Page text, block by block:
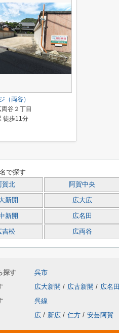
（両谷）
谷２丁目
徒歩11分
で探す
賀北 阿賀中央
新開 広大広
新開 広名田
吉松 広両谷
探す
呉市
広大新開 / 広古新開 / 広名田
呉線
広 / 新広 / 仁方 / 安芸阿賀